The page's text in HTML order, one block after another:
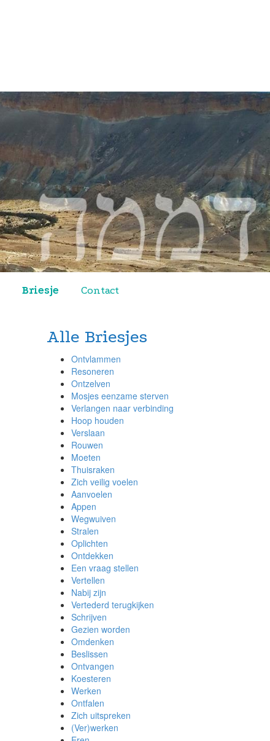
Briesje Contact
Alle Briesjes
Ontvlammen
Resoneren
Ontzelven
Mosjes eenzame sterven
Verlangen naar verbinding
Hoop houden
Verslaan
Rouwen
Moeten
Thuisraken
Zich veilig voelen
Aanvoelen
Appen
Wegwuiven
Stralen
Oplichten
Ontdekken
Een vraag stellen
Vertellen
Nabij zijn
Vertederd terugkijken
Schrijven
Gezien worden
Omdenken
Beslissen
Ontvangen
Koesteren
Werken
Ontfalen
Zich uitspreken
(Ver)werken